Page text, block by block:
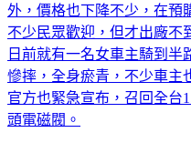
外，價格也下降不少，在預
不少民眾歡迎，但才出廠不
日前就有一名女車主騎到
慘摔，全身瘀青，不少車主
官方也緊急宣布，召回全台
頭電磁閥。